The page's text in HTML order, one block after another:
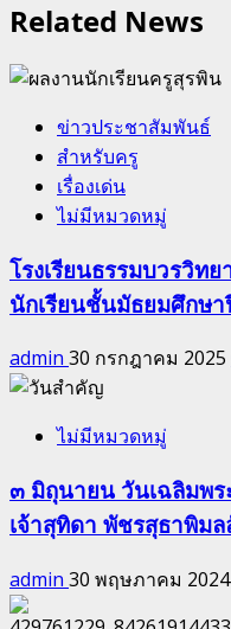
Related News
ข่าวประชาสัมพันธ์
สำหรับครู
เรื่องเด่น
ไม่มีหมวดหมู่
โรงเรียนธรรมบวรวิท
นักเรียนชั้นมัธยมศึกษา
admin 30 กรกฎาคม 2025
ไม่มีหมวดหมู่
๓ มิถุนายน วันเฉลิมพร
เจ้าสุทิดา พัชรสุธาพิม
admin 30 พฤษภาคม 2024